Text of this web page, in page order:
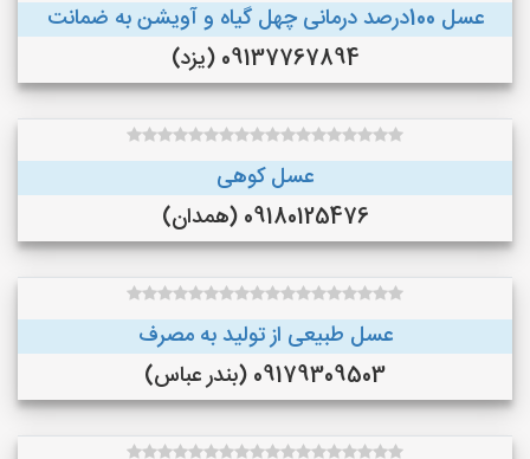
عسل 100درصد درمانی چهل گیاه و آویشن به ضمانت
09137767894 (یزد)
عسل کوهی
09180125476 (همدان)
عسل طبیعی از تولید به مصرف
09179309503 (بندر عباس)